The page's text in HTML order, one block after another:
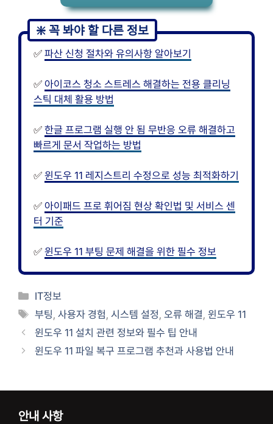
✅ 파산 신청 절차와 유의사항 알아보기
✅ 아이코스 청소 스트레스 해결하는 전용 클리닝
스틱 대체 활용 방법
✅ 한글 프로그램 실행 안 됨 무반응 오류 해결하고
빠르게 문서 작업하는 방법
✅ 윈도우 11 레지스트리 수정으로 성능 최적화하기
✅ 아이패드 프로 휘어짐 현상 확인법 및 서비스 센
터 기준
✅ 윈도우 11 부팅 문제 해결을 위한 필수 정보
카
테
리
IT정보
태
그
부팅 ,사용자 경험 ,시스템 설정 ,오류 해결 ,윈도우 11
윈도우 11 설치 관련 정보와 필수 팁 안내
윈도우 11 파일 복구 프로그램 추천과 사용법 안내
안내 사항